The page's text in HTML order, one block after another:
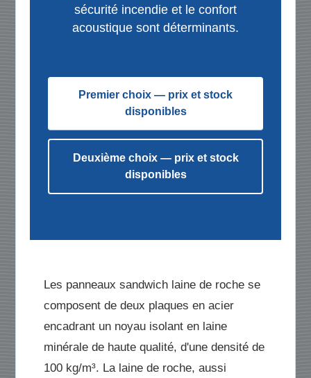
sécurité incendie et le confort
acoustique sont déterminants.
Premier choix — prix et stock
disponibles
Deuxième choix — prix et stock
disponibles
Les panneaux sandwich laine de roche se
composent de deux plaques en acier
encadrant un noyau isolant en laine
minérale de haute qualité, d'une densité de
100 kg/m³. La laine de roche, aussi